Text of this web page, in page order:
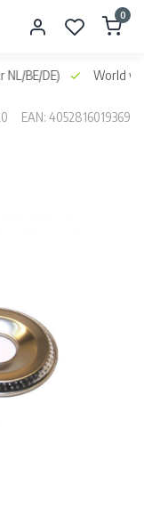
0
NL/BE/DE) World
EAN: 4052816019369